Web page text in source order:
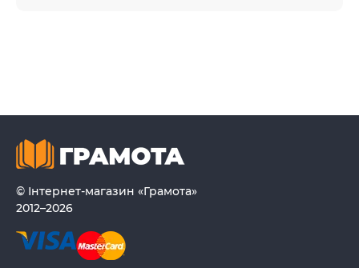
© Інтернет-магазин «Грамота»
2012–2026